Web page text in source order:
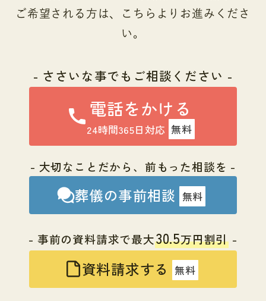
ご希望される方は、こちらよりお進みくださ
い。
- ささいな事でもご相談ください -
電話をかける
24時間365日対応 無料
- 大切なことだから、前もった相談を -
葬儀の事前相談 無料
- 事前の資料請求で最大30.5万円割引 -
資料請求する 無料